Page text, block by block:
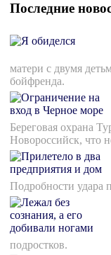
Последние
матери с двумя
бойфренда.
Береговая охрана
Новороссийск, что
Подробности удара
подростков.